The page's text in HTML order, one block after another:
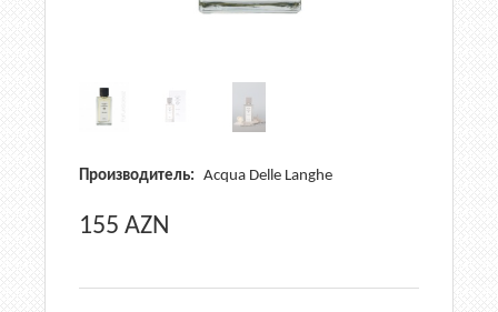
Производитель: Acqua Delle Langhe
155 AZN